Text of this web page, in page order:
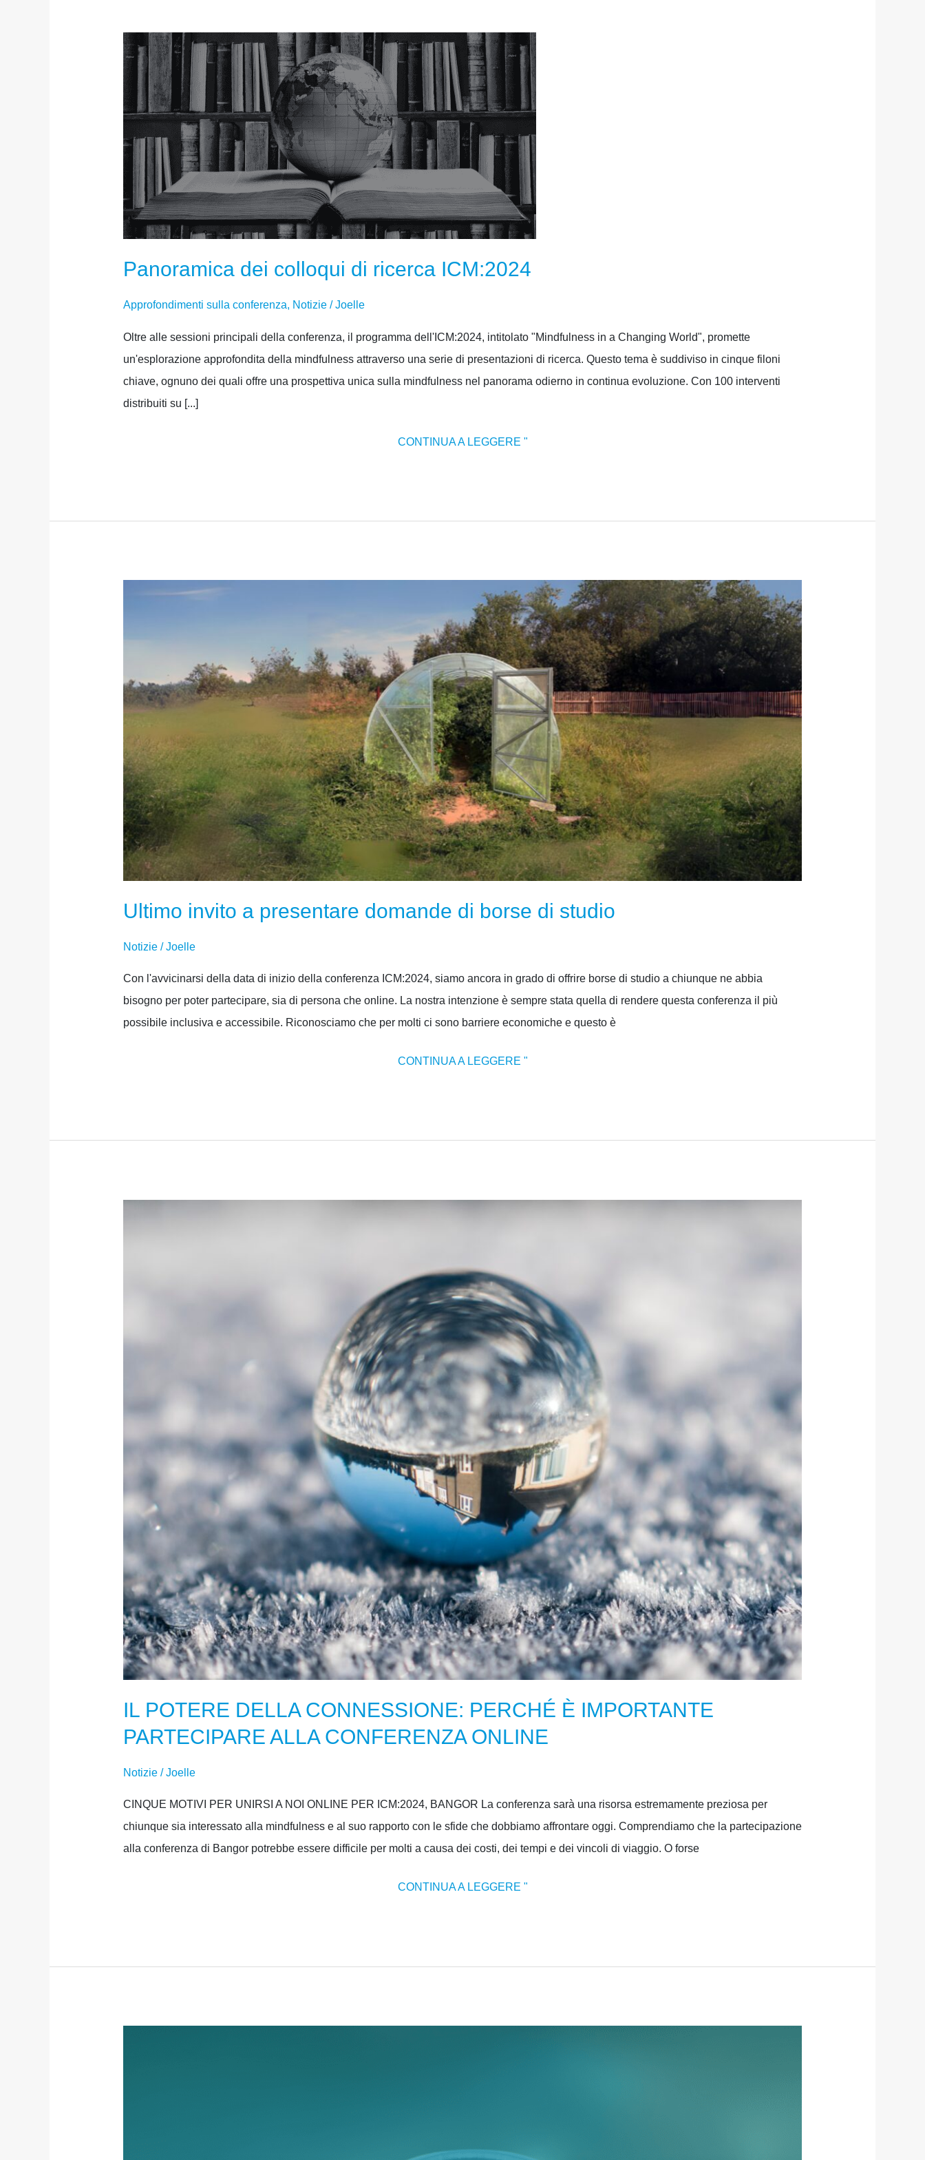
Panoramica dei colloqui di ricerca ICM:2024
Approfondimenti sulla conferenza, Notizie/Joelle
Oltre alle sessioni principali della conferenza, il programma dell'ICM:2024, intitolato "Mindfulness in a Changing World", promette
un'esplorazione approfondita della mindfulness attraverso una serie di presentazioni di ricerca. Questo tema è suddiviso in cinque filoni
chiave, ognuno dei quali offre una prospettiva unica sulla mindfulness nel panorama odierno in continua evoluzione. Con 100 interventi
distribuiti su [...]
PANORAMICA
DEI
COLLOQUI
DI
RICERCA
ICM:2024
CONTINUA A LEGGERE "
Ultimo invito a presentare domande di borse di studio
Notizie/Joelle
Con l'avvicinarsi della data di inizio della conferenza ICM:2024, siamo ancora in grado di offrire borse di studio a chiunque ne abbia
bisogno per poter partecipare, sia di persona che online. La nostra intenzione è sempre stata quella di rendere questa conferenza il più
possibile inclusiva e accessibile. Riconosciamo che per molti ci sono barriere economiche e questo è
A
PRESENTARE
DOMANDE
DI
BORSE
DI
STUDIO
CONTINUA A LEGGERE "
IL POTERE DELLA CONNESSIONE: PERCHÉ È IMPORTANTE
PARTECIPARE ALLA CONFERENZA ONLINE
Notizie/Joelle
CINQUE MOTIVI PER UNIRSI A NOI ONLINE PER ICM:2024, BANGOR La conferenza sarà una risorsa estremamente preziosa per
chiunque sia interessato alla mindfulness e al suo rapporto con le sfide che dobbiamo affrontare oggi. Comprendiamo che la partecipazione
alla conferenza di Bangor potrebbe essere difficile per molti a causa dei costi, dei tempi e dei vincoli di viaggio. O forse
CONNESSIONE:
PERCHÉ
È
IMPORTANTE
PARTECIPARE
ALLA
CONFERENZA
ONLINE
CONTINUA A LEGGERE "